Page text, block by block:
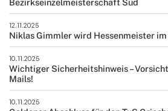
12.11.2025
Niklas Gimmler wird Hessenmeister im
10.11.2025
Wichtiger Sicherheitshinweis –
Mails!
10.11.2025